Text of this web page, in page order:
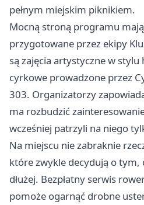
pełnym miejskim piknikiem.
Mocną stroną programu
przygotowane przez ekipy
są zajęcia artystyczne w
cyrkowe prowadzone przez
303. Organizatorzy
ma rozbudzić
wcześniej patrzyli na niego
Na miejscu nie zabraknie
które zwykle decydują o tym,
dłużej. Bezpłatny serwis
pomoże ogarnąć drobne